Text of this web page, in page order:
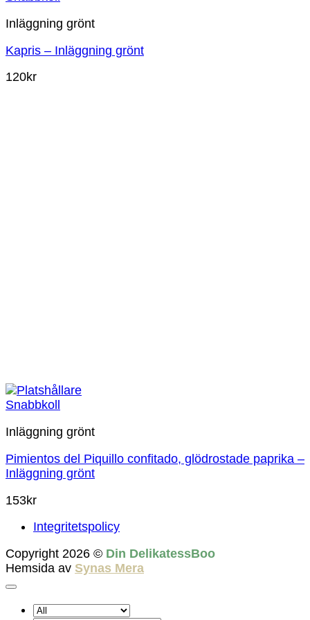
Inläggning grönt
Kapris – Inläggning grönt
120kr
Snabbkoll
Inläggning grönt
Pimientos del Piquillo confitado, glödrostade paprika –
Inläggning grönt
153kr
Integritetspolicy
Copyright 2026 © Din DelikatessBoo
Hemsida av Synas Mera